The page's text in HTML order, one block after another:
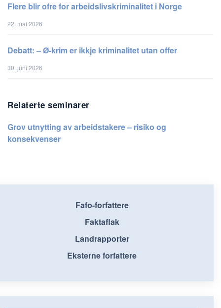
Flere blir ofre for arbeidslivskriminalitet i Norge
22. mai 2026
Debatt: – Ø-krim er ikkje kriminalitet utan offer
30. juni 2026
Relaterte seminarer
Grov utnytting av arbeidstakere – risiko og
konsekvenser
Fafo-forfattere
Faktaflak
Landrapporter
Eksterne forfattere